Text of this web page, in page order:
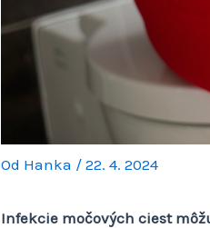
Od Hanka / 22. 4. 2024
Infekcie močových ciest